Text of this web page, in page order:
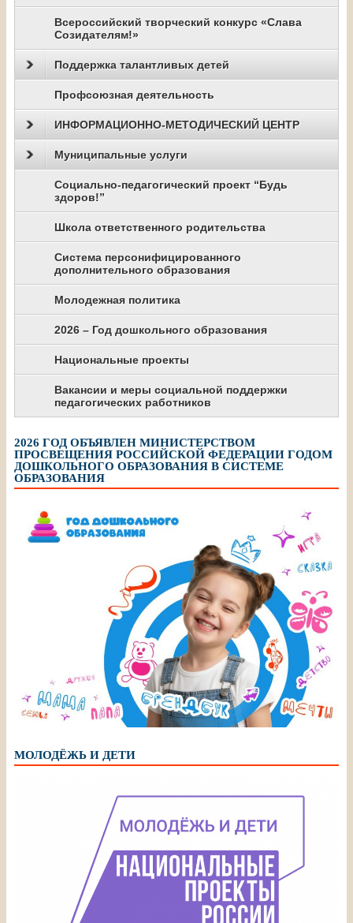
Всероссийский творческий конкурс «Слава
Созидателям!»
Поддержка талантливых детей
Профсоюзная деятельность
ИНФОРМАЦИОННО-МЕТОДИЧЕСКИЙ ЦЕНТР
Муниципальные услуги
Социально-педагогический проект “Будь
здоров!”
Школа ответственного родительства
Система персонифицированного
дополнительного образования
Молодежная политика
2026 – Год дошкольного образования
Национальные проекты
Вакансии и меры социальной поддержки
педагогических работников
2026 ГОД ОБЪЯВЛЕН МИНИСТЕРСТВОМ
ПРОСВЕЩЕНИЯ РОССИЙСКОЙ ФЕДЕРАЦИИ ГОДОМ
ДОШКОЛЬНОГО ОБРАЗОВАНИЯ В СИСТЕМЕ
ОБРАЗОВАНИЯ
МОЛОДЁЖЬ И ДЕТИ